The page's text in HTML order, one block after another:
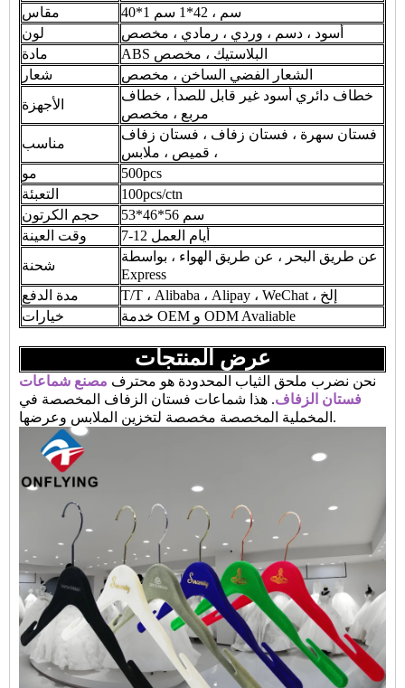
مقاس
40*1 سم ، 42*1 سم
لون
أسود ، دسم ، وردي ، رمادي ، مخصص
مادة
ABS البلاستيك ، مخصص
شعار
الشعار الفضي الساخن ، مخصص
الأجهزة
خطاف دائري أسود غير قابل للصدأ ، خطاف
مربع ، مخصص
مناسب
فستان سهرة ، فستان زفاف ، فستان زفاف
، قميص ، ملابس
مو
500pcs
التعبئة
100pcs/ctn
حجم الكرتون
53*46*56 سم
وقت العينة
7-12 أيام العمل
شحنة
عن طريق البحر ، عن طريق الهواء ، بواسطة
Express
مدة الدفع
T/T ، Alibaba ، Alipay ، WeChat ، إلخ
خيارات
خدمة OEM و ODM Avaliable
عرض المنتجات
نحن نضرب ملحق الثياب المحدودة هو محترف مصنع شماعات
فستان الزفاف. هذا شماعات فستان الزفاف المخصصة في
المخملية المخصصة مخصصة لتخزين الملابس وعرضها.